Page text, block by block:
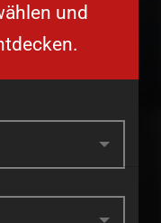
und